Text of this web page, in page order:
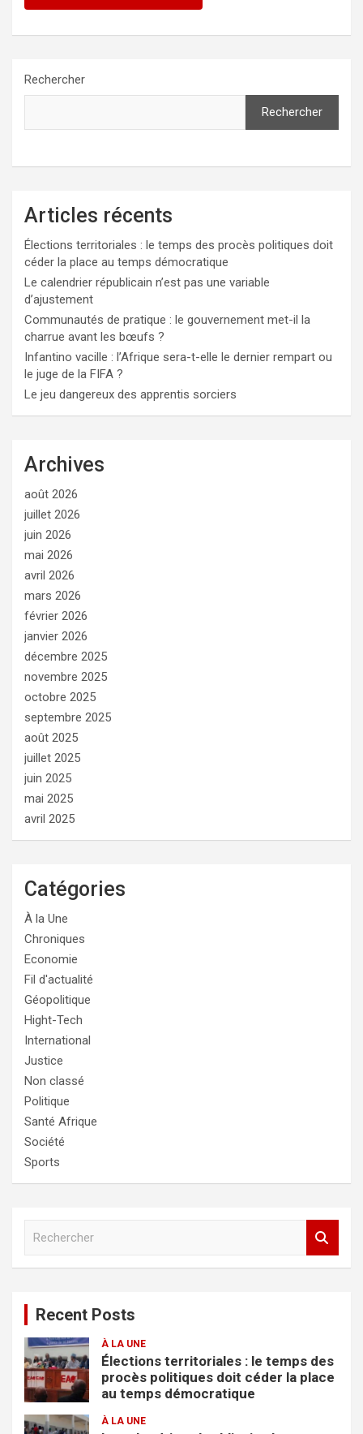
Rechercher
Rechercher
Articles récents
Élections territoriales : le temps des procès politiques doit
céder la place au temps démocratique
Le calendrier républicain n’est pas une variable
d’ajustement
Communautés de pratique : le gouvernement met-il la
charrue avant les bœufs ?
Infantino vacille : l’Afrique sera-t-elle le dernier rempart ou
le juge de la FIFA ?
Le jeu dangereux des apprentis sorciers
Archives
août 2026
juillet 2026
juin 2026
mai 2026
avril 2026
mars 2026
février 2026
janvier 2026
décembre 2025
novembre 2025
octobre 2025
septembre 2025
août 2025
juillet 2025
juin 2025
mai 2025
avril 2025
Catégories
À la Une
Chroniques
Economie
Fil d'actualité
Géopolitique
Hight-Tech
International
Justice
Non classé
Politique
Santé Afrique
Société
Sports
c
h
e
r
Recent Posts
À LA UNE
Élections territoriales : le temps des
procès politiques doit céder la place
au temps démocratique
À LA UNE